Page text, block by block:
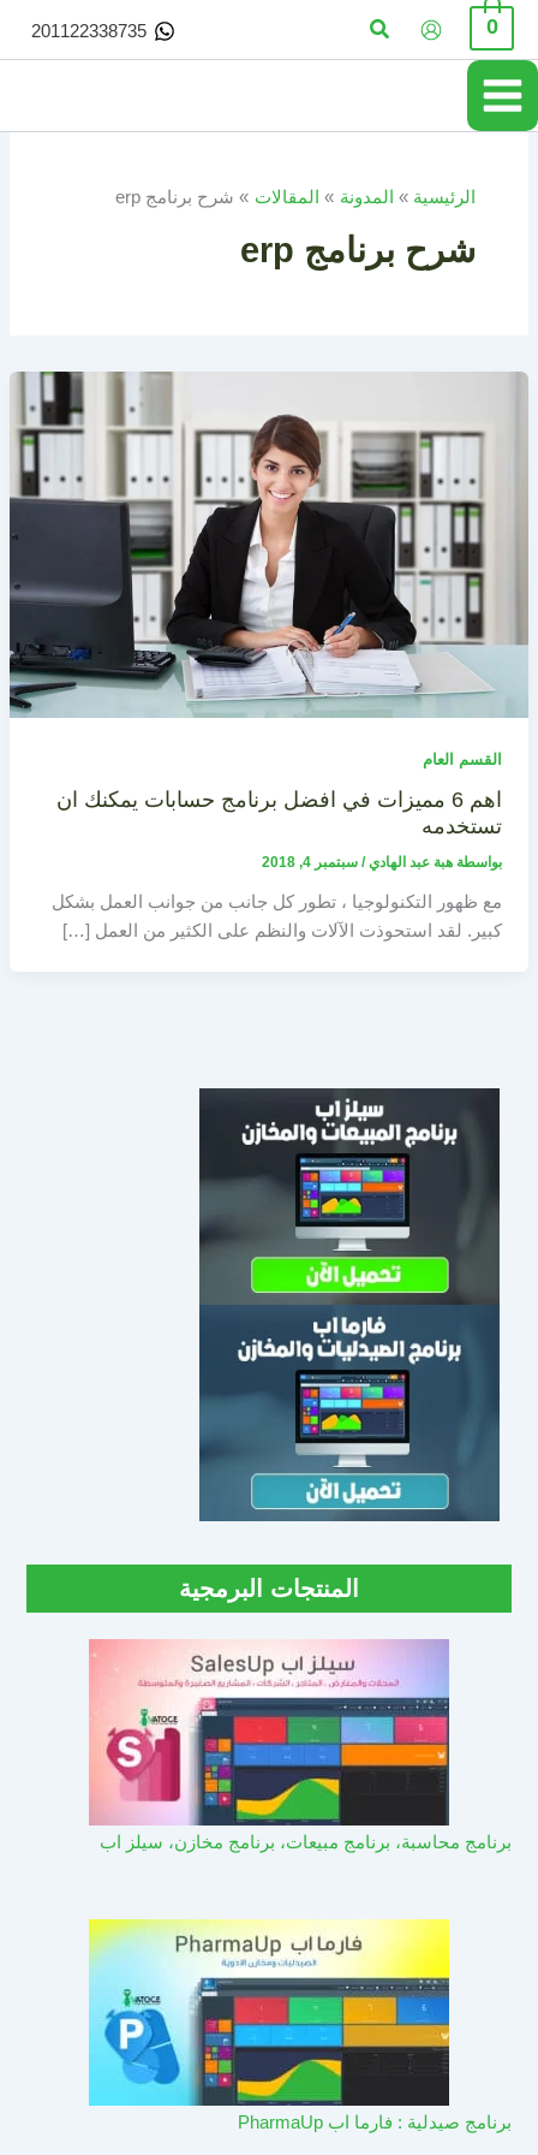
تخطي
المحتوى
0 البحث 201122338735
الرئيسية المدونة المقالات شرح برنامج erp
شرح برنامج erp
القسم العام
اهم 6 مميزات في افضل برنامج حسابات يمكنك ان
تستخدمه
بواسطة هبة عبد الهادي/ سبتمبر 4, 2018
مع ظهور التكنولوجيا ، تطور كل جانب من جوانب العمل بشكل
كبير. لقد استحوذت الآلات والنظم على الكثير من العمل […]
المنتجات البرمجية
برنامج محاسبة، برنامج مبيعات، برنامج مخازن، سيلز اب
برنامج صيدلية : فارما اب PharmaUp​